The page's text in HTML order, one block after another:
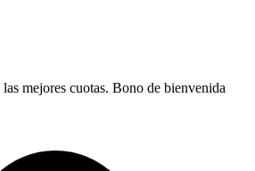
mejores cuotas. Bono de bienvenida